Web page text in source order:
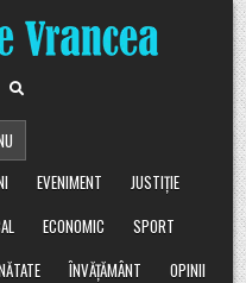
EVENIMENT
JUSTIȚIE
ECONOMIC
SPORT
ÎNVĂȚĂMÂNT
OPINII